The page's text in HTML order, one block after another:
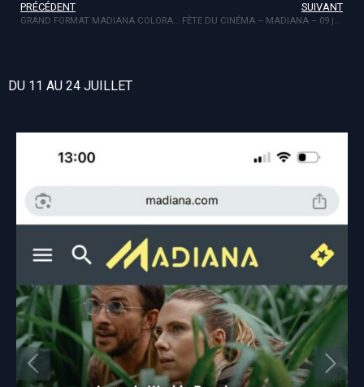
PRÉCÉDENT
GRAND FORMAT MADIANA COLORADO
SUIVANT
FÊTE DU CINÉMA – MADIANA – 09 juillet
DU 11 AU 24 JUILLET